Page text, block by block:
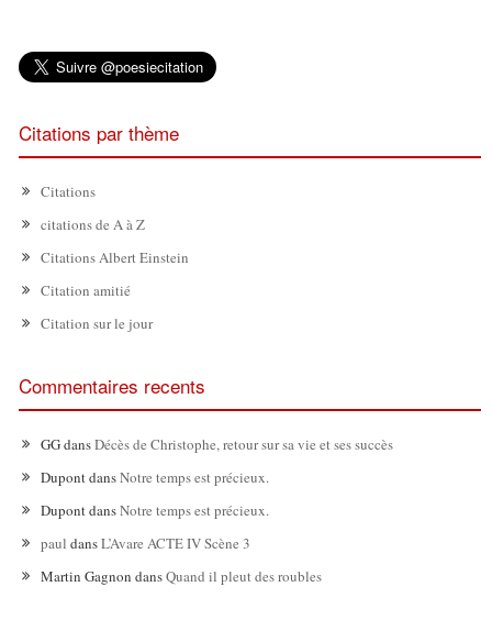
Citations par thème
Citations
citations de A à Z
Citations Albert Einstein
Citation amitié
Citation sur le jour
Commentaires recents
GGdansDécès de Christophe, retour sur sa vie et ses succès
DupontdansNotre temps est précieux.
DupontdansNotre temps est précieux.
paul dansL’Avare ACTE IV Scène 3
Martin Gagnon dansQuand il pleut des roubles